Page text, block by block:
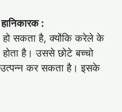
:
हो सकता है, क्योंकि करेले के
होता है। उससे छोटे बच्चो
उत्पन्न कर सकता है। इसके